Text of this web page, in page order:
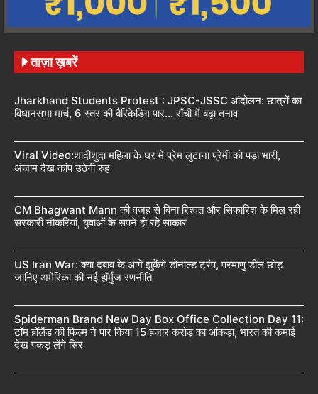
ताज़ा ख़बरें
Jharkhand Students Protest : JPSC-JSSC आंदोलन: छात्रों का
विधानसभा मार्च, 6 स्तर की बैरिकेडिंग पार… राँची में बढ़ा तनाव
Viral Video:शादीशुदा महिला के घर में प्रेम लुटाना प्रेमी को पड़ा भारी,
अंजाम देख कांप उठेगी रुह
CM Bhagwant Mann की वजह से बिना रिश्वत और सिफारिश के मिल रही
सरकारी नौकरियां, युवाओं के सपने हो रहे साकार
US Iran War: क्या दबाव के आगे झुकेंगे डोनाल्ड ट्रंप, परमाणु डील छोड़
जानिए अमेरिका की नई हॉर्मुज रणनीति
Spiderman Brand New Day Box Office Collection Day 11:
टॉम हॉलैंड की फिल्म ने पार किया 15 हजार करोड़ का आंकड़ा, भारत की कमाई
देख पकड़ लेंगे सिर